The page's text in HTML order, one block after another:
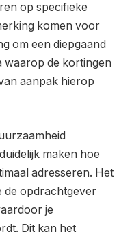
op specifieke
komen voor
om een diepgaand
waarop de kortingen
aanpak hierop
maken hoe
adresseren. Het
de opdrachtgever
je
Dit kan het